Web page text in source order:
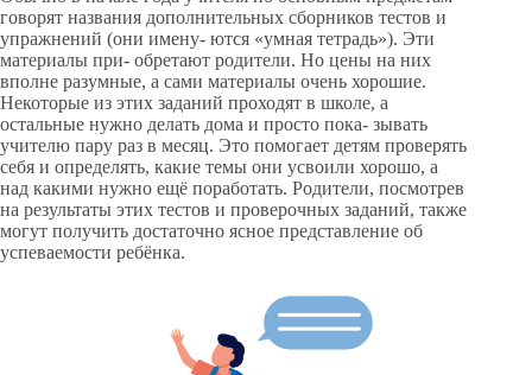
говорят названия дополнительных сборников тестов и
упражнений (они имену- ются «умная тетрадь»). Эти
материалы при- обретают родители. Но цены на них
вполне разумные, а сами материалы очень хорошие.
Некоторые из этих заданий проходят в школе, а
остальные нужно делать дома и просто пока- зывать
учителю пару раз в месяц. Это помогает детям проверять
себя и определять, какие темы они усвоили хорошо, а
над какими нужно ещё поработать. Родители, посмотрев
на результаты этих тестов и проверочных заданий, также
могут получить достаточно ясное представление об
успеваемости ребёнка.